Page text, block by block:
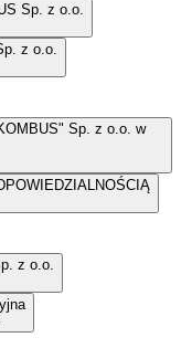
Sp. z o.o.
z o.o.
Sp. z o.o. w
z o.o.